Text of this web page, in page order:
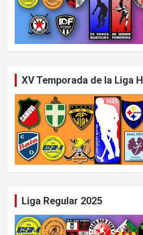
XV Temporada de la Liga
Liga Regular 2025